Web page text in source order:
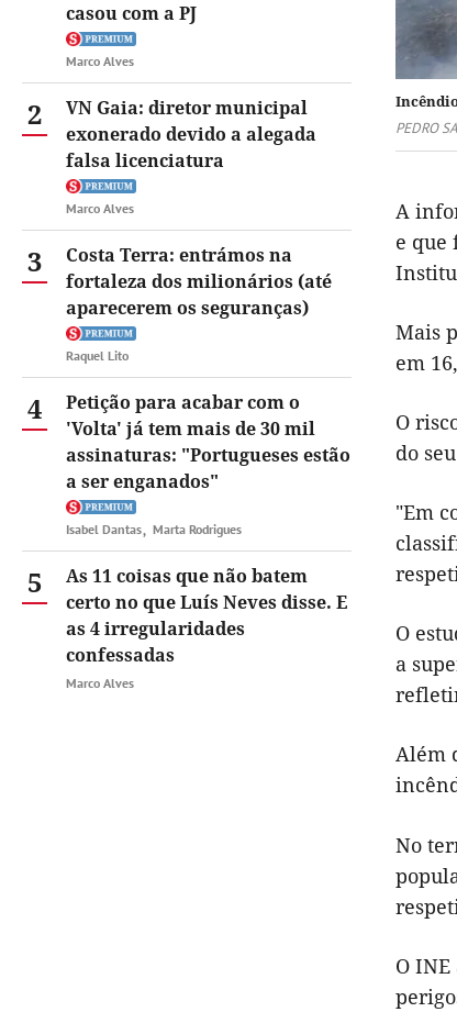
casou com a PJ
Marco Alves
2
VN Gaia: diretor municipal
exonerado devido a alegada
falsa licenciatura
Marco Alves
3
Costa Terra: entrámos na
fortaleza dos milionários (até
aparecerem os seguranças)
Raquel Lito
4
Petição para acabar com o
'Volta' já tem mais de 30 mil
assinaturas: "Portugueses estão
a ser enganados"
Isabel Dantas Marta Rodrigues
5
As 11 coisas que não batem
certo no que Luís Neves disse. E
as 4 irregularidades
confessadas
Marco Alves
PEDRO
A
e que
Mais
em
O
do
"Em
O
a
Além
No
O